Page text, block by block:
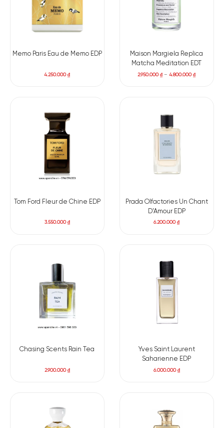
Memo Paris Eau de Memo EDP
4.250.000₫
Maison Margiela Replica
Matcha Meditation EDT
2.950.000₫ –4.800.000₫
Tom Ford Fleur de Chine EDP
3.550.000₫
Prada Olfactories Un Chant
D’Amour EDP
6.200.000₫
Chasing Scents Rain Tea
2.900.000₫
Yves Saint Laurent
Saharienne EDP
6.000.000₫